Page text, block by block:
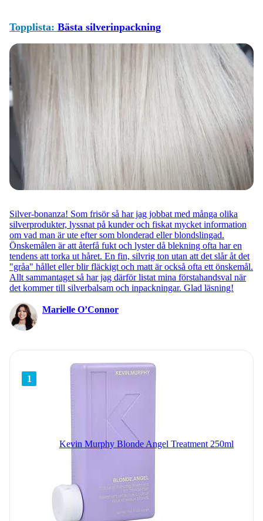
Topplista: Bästa silverinpackning
Silver-bonanza! Som frisör så har jag jobbat med många olika
silverprodukter, lyssnat på kunder och fiskat mycket information
om vad man är ute efter som blonderad eller blondslingad.
Önskemålen är att återfå fukt och lyster då blekning ofta har en
tendens att torka ut håret. En fin, silvrig ton utan att det slår åt det
"gråa" hållet eller blir fläckigt och matt är också ofta ett önskemål.
Allt sammantaget så har jag därför listat mina förstahandsval när
det kommer till silverbalsam och inpackningar. Glad läsning!
Marielle O’Connor
1
Kevin Murphy Blonde Angel Treatment 250ml